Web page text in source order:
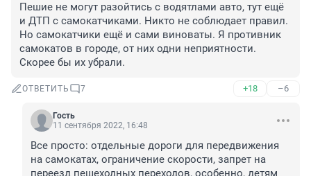
Пешие не могут разойтись с водятлами авто, тут ещё
и ДТП с самокатчиками. Никто не соблюдает правил.
Но самокатчики ещё и сами виноваты. Я противник
самокатов в городе, от них одни неприятности.
Скорее бы их убрали.
ОТВЕТИТЬ 7 +18 –6
Гость
11 сентября 2022, 16:48
Все просто: отдельные дороги для передвижения
на самокатах, ограничение скорости, запрет на
переезд пешеходных переходов, особенно, детям